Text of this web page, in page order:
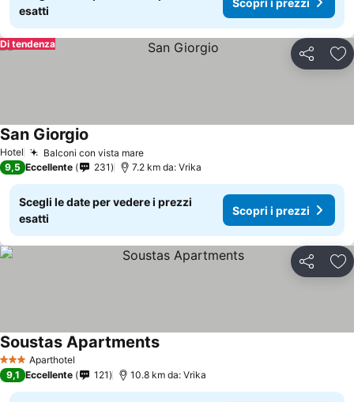
esatti
Condividi
Di tendenza
Hotel Balconi con vista mare
San Giorgio
9,5 Eccellente 231 7.2 km da: Vrika
Scegli le date per vedere i prezzi
esatti
Scopri i prezzi
Condividi
3 StelleAparthotel
Soustas Apartments
9,1 Eccellente 121 10.8 km da: Vrika